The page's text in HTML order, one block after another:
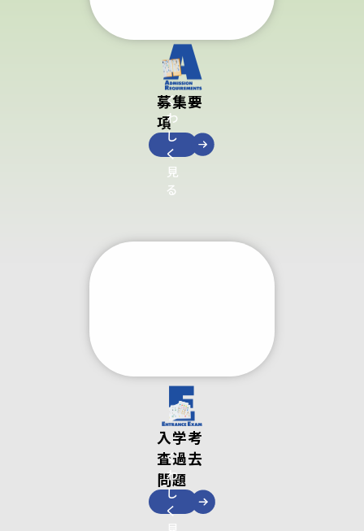
募集要
項
く
わ
し
く
見
る
入学考
査過去
問題
く
わ
し
く